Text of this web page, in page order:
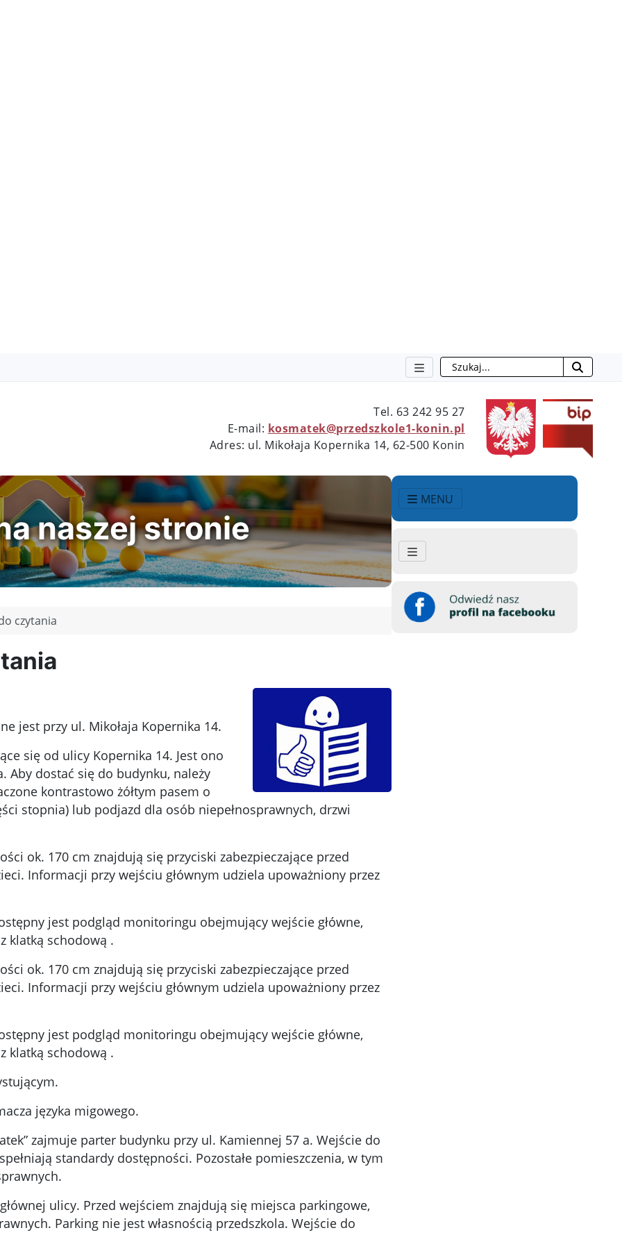
Szukaj
Tel. 63 242 95 27
E-mail: kosmatek@przedszkole1-konin.pl
Adres: ul. Mikołaja Kopernika 14, 62-500 Konin
MENU
naszej stronie
czytania
jest przy ul. Mikołaja Kopernika 14.
się od ulicy Kopernika 14. Jest ono
Aby dostać się do budynku, należy
kontrastowo żółtym pasem o
stopnia) lub podjazd dla osób niepełnosprawnych, drzwi
ok. 170 cm znajdują się przyciski zabezpieczające przed
Informacji przy wejściu głównym udziela upoważniony przez
jest podgląd monitoringu obejmujący wejście główne,
klatką schodową .
ok. 170 cm znajdują się przyciski zabezpieczające przed
Informacji przy wejściu głównym udziela upoważniony przez
jest podgląd monitoringu obejmujący wejście główne,
klatką schodową .
języka migowego.
zajmuje parter budynku przy ul. Kamiennej 57 a. Wejście do
standardy dostępności. Pozostałe pomieszczenia, w tym
ulicy. Przed wejściem znajdują się miejsca parkingowe,
Parking nie jest własnością przedszkola. Wejście do